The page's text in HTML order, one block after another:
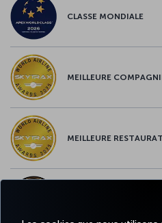
CLASSE MONDIALE
MEILLEURE
MEILLEURE